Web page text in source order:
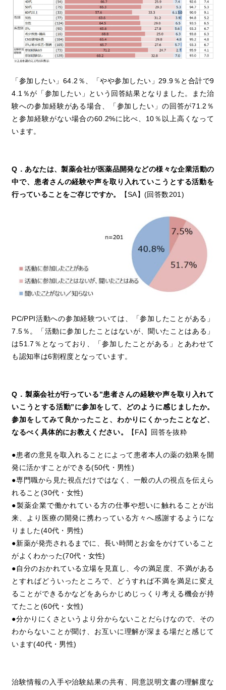
「参加したい」64.2％、「やや参加したい」29.9％と合計で9
4.1％が「参加したい」という回答結果となりました。また治
験への参加経験がある場合、「参加したい」の回答が71.2％
と参加経験がない場合の60.2%に比べ、10％以上高くなって
います。
Q．あなたは、製薬会社が医薬品開発などの様々な企業活動の
中で、患者さんの経験や声を取り入れていこうとする活動を
行っていることをご存じですか。
【SA】(回答数201)
PC/PPI活動への参加経験ついては、「参加したことがある」
7.5％。「活動に参加したことはないが、聞いたことはある」
は51.7％となっており、「参加したことがある」とあわせて
も認知率は6割程度となっています。
Q．製薬会社が行っている”患者さんの経験や声を取り入れて
いこうとする活動”に参加をして、どのように感じましたか。
参加をしてみて良かったこと、わかりにくかったことなど、
なるべく具体的にお教えください。
【FA】回答を抜粋
●患者の意見を取入れることによって患者本人の薬の効果を開
発に活かすことができる(50代・男性)
●専門職から見た視点だけではなく、一般の人の視点を伝えら
れること(30代・女性)
●製薬企業で働かれている方の仕事や想いに触れることが出
来、より医療の開発に携わっている方々へ感謝するようにな
りました(40代・男性)
●新薬が発売されるまでに、長い時間とお金をかけていること
がよくわかった(70代・女性)
●自分のおかれている立場を見直し、今の満足度、不満がある
とすればどういったところで、どうすれば不満を満足に変え
ることができるかなどをあらかじめじっくり考える機会が持
てたこと(60代・女性)
●分かりにくさというより分からないことだらけなので、その
わからないことが聞け、お互いに理解が深まる場だと感じて
います(40代・男性)
治験情報の入手や治験結果の共有、同意説明文書の理解度な